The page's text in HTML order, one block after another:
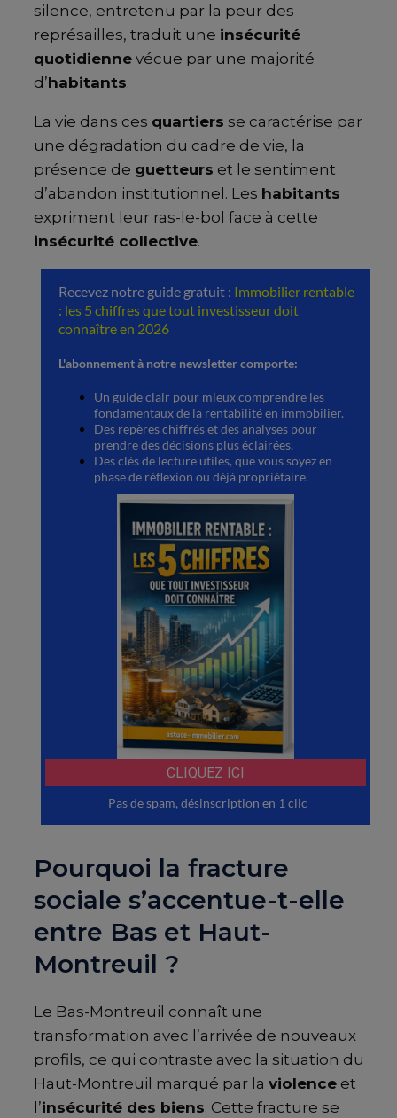
silence, entretenu par la peur des
représailles, traduit une insécurité
quotidienne vécue par une majorité
d’habitants.
La vie dans ces quartiers se caractérise par
une dégradation du cadre de vie, la
présence de guetteurs et le sentiment
d’abandon institutionnel. Les habitants
expriment leur ras-le-bol face à cette
insécurité collective.
Pourquoi la fracture
sociale s’accentue-t-elle
entre Bas et Haut-
Montreuil ?
Le Bas-Montreuil connaît une
transformation avec l’arrivée de nouveaux
profils, ce qui contraste avec la situation du
Haut-Montreuil marqué par la violence et
l’insécurité des biens. Cette fracture se